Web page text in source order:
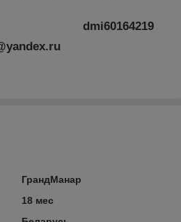
ГрандМанар
18 мес